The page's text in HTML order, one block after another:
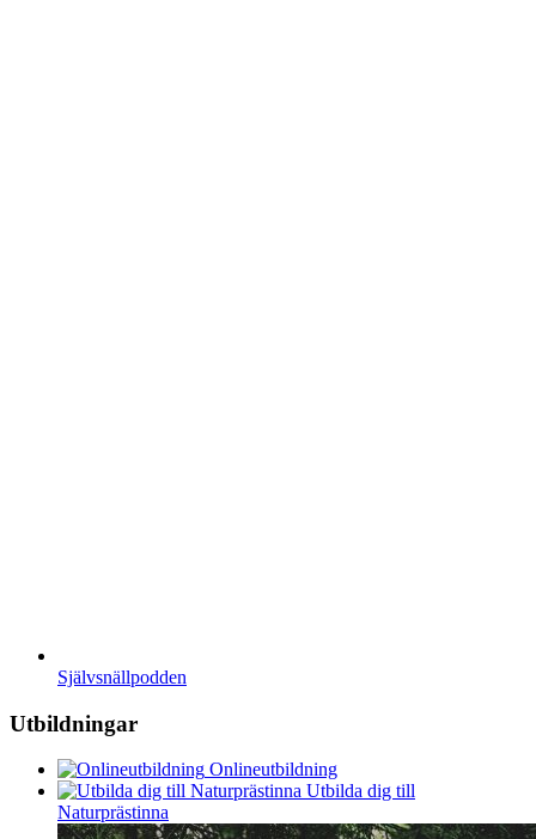
Självsnällpodden
Utbildningar
Onlineutbildning
Utbilda dig till
Naturprästinna